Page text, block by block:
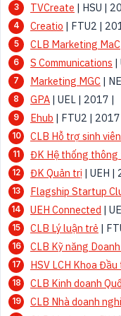
TVCreate | HSU |
Creatio | FTU2 |
CLB Marketing MaC
S Communications |
Marketing MGC |
GPA | UEL | 2017 |
Ehub | FTU2 |
CLB Hỗ trợ sinh
ĐK Hệ thống thông
ĐK Quản trị | UEH |
Flagship Startup
UEH Connected |
CLB Lý luận trẻ |
CLB Kỹ năng
HSV LCH Khoa Đầu
CLB Kinh doanh
CLB Nhà doanh